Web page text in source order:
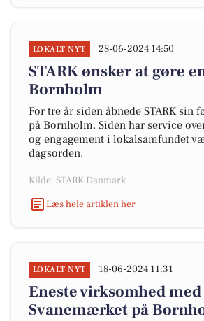
LOKALT NYT 28-06-2024 14:50
STARK ønsker at gøre
Bornholm
For tre år siden åbnede STARK sin
på Bornholm. Siden har service
og engagement i lokalsamfundet
dagsorden.
Kilde: STARK Danmark
Læs hele artiklen her
LOKALT NYT 18-06-2024 11:31
Eneste virksomhed med
Svanemærket på